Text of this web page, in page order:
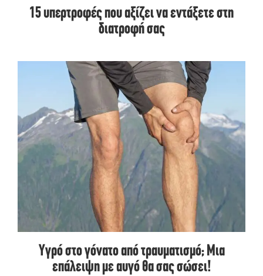
15 υπερτροφές που αξίζει να εντάξετε στη
διατροφή σας
Υγρό στο γόνατο από τραυματισμό; Μια
επάλειψη με αυγό θα σας σώσει!